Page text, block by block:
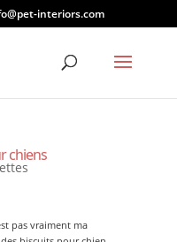
interiors.com
chiens
pas vraiment ma